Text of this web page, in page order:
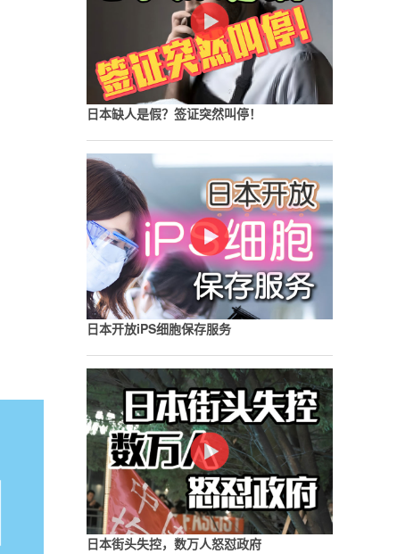
日本缺人是假？签证突然叫停！
日本开放iPS细胞保存服务
日本街头失控，数万人怒怼政府